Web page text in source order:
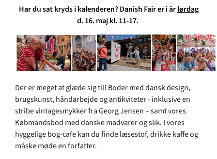
Har du sat kryds i kalenderen? Danish Fair er i årlørdag
d. 16. maj kl. 11-17.
Der er meget at glæde sig til! Boder med dansk design,
brugskunst, håndarbejde og antikviteter - inklusive en
stribe vintagesmykker fra Georg Jensen – samt vores
Købmandsbod med danske madvarer og slik. I vores
hyggelige bog-cafe kan du finde læsestof, drikke kaffe og
måske møde en forfatter.